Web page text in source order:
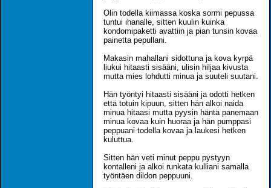
Olin todella kiimassa koska sormi pepussa
tuntui ihanalle, sitten kuulin kuinka
kondomipaketti avattiin ja pian tunsin kovaa
painetta pepullani.
Makasin mahallani sidottuna ja kova kyrpä
liukui hitaasti sisääni, ulisin hiljaa kivusta
mutta mies lohdutti minua ja suuteli suutani.
Hän työntyi hitaasti sisääni ja odotti hetken
että totuin kipuun, sitten hän alkoi naida
minua hitaasi mutta pyysin häntä panemaan
minua kovaa kuin huoraa ja hän pumppasi
peppuani todella kovaa ja laukesi hetken
kuluttua.
Sitten hän veti minut peppu pystyyn
kontalleni ja alkoi runkata kulliani samalla
työntäen dildon peppuuni.